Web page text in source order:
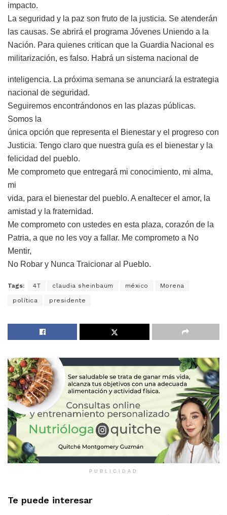
impacto.
La seguridad y la paz son fruto de la justicia. Se atenderán
las causas. Se abrirá el programa Jóvenes Uniendo a la
Nación. Para quienes critican que la Guardia Nacional es
militarización, es falso. Habrá un sistema nacional de
inteligencia. La próxima semana se anunciará la estrategia
nacional de seguridad.
Seguiremos encontrándonos en las plazas públicas.
Somos la
única opción que representa el Bienestar y el progreso con
Justicia. Tengo claro que nuestra guía es el bienestar y la
felicidad del pueblo.
Me comprometo que entregará mi conocimiento, mi alma,
mi
vida, para el bienestar del pueblo. A enaltecer el amor, la
amistad y la fraternidad.
Me comprometo con ustedes en esta plaza, corazón de la
Patria, a que no les voy a fallar. Me comprometo a No
Mentir,
No Robar y Nunca Traicionar al Pueblo.
Tags: 4T claudia sheinbaum méxico Morena
política presidente
PUBLICIDAD
Te puede interesar